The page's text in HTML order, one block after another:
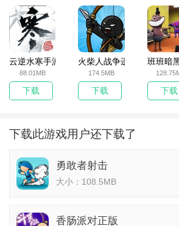
云逆水寒手游
88.01MB
下载
火柴人战争遗产无敌版
174.5MB
下载
班班暗
下载
下载此游戏用户还下载了
勇敢者射击
大小：108.5MB
香肠派对正版